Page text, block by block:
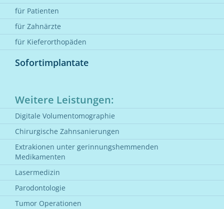
für Patienten
für Zahnärzte
für Kieferorthopäden
Sofortimplantate
Weitere Leistungen:
Digitale Volumentomographie
Chirurgische Zahnsanierungen
Extrakionen unter gerinnungshemmenden
Medikamenten
Lasermedizin
Parodontologie
Tumor Operationen